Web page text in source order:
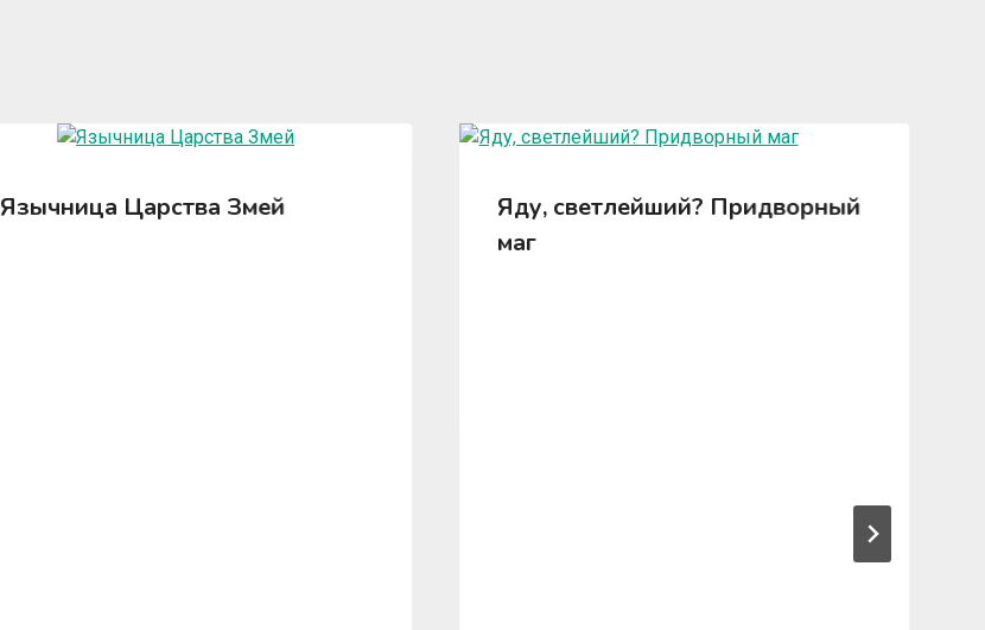
Язычница Царства Змей
Яду, светлейший? Придворный
маг